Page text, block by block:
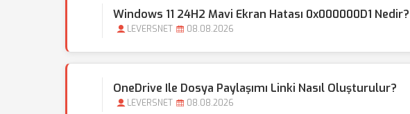
Windows 11 24H2 Mavi Ekran Hatası 0x000000D1 Nedir?
LEVERSNET 08.08.2026
OneDrive Ile Dosya Paylaşımı Linki Nasıl Oluşturulur?
LEVERSNET 08.08.2026